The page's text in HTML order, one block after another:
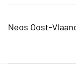
Neos Oost-